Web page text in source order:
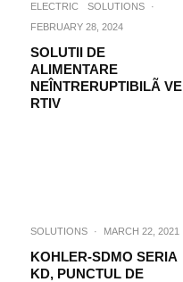
ELECTRIC SOLUTIONS
·
FEBRUARY 28, 2024
SOLUTII DE
ALIMENTARE
NEÎNTRERUPTIBILÃ VE
RTIV
SOLUTIONS · MARCH 22, 2021
KOHLER-SDMO SERIA
KD, PUNCTUL DE